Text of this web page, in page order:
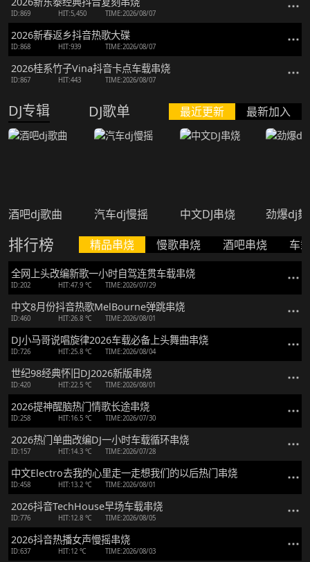
ID:869 HIT:5,450 TIME:2026/08/07
2026新春返乡抖音热歌大碟
ID:868 HIT:939 TIME:2026/08/07
2026桂系竹子Vina抖音卡点车载串烧
ID:867 HIT:443 TIME:2026/08/07
DJ专辑 DJ歌单 最近更新 最新加入
酒吧dj歌曲 汽车dj慢摇 中文DJ串烧 劲爆dj
排行榜 精品串烧 慢歌串烧 酒吧串烧 车
全网上头改编新歌一小时自驾连贯车载串烧
ID:202 HIT:47.9 ℃ TIME:2026/07/29
中文8月份抖音热歌MelBourne弹跳串烧
ID:460 HIT:26.8 ℃ TIME:2026/08/01
DJ小马哥说唱旋律2026车载必备上头舞曲串烧
ID:726 HIT:25.8 ℃ TIME:2026/08/04
世纪98经典怀旧DJ2026新版串烧
ID:420 HIT:22.5 ℃ TIME:2026/08/01
2026提神醒脑热门情歌长途串烧
ID:258 HIT:16.5 ℃ TIME:2026/07/30
2026热门单曲改编DJ一小时车载循环串烧
ID:157 HIT:14.3 ℃ TIME:2026/07/28
中文Electro去我的心里走一走想我们的以后热门串烧
ID:458 HIT:13.2 ℃ TIME:2026/08/01
2026抖音TechHouse早场车载串烧
ID:776 HIT:12.8 ℃ TIME:2026/08/05
2026抖音热播女声慢摇串烧
ID:637 HIT:12 ℃ TIME:2026/08/03